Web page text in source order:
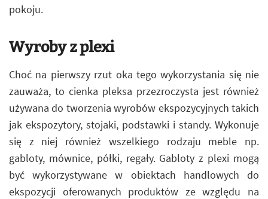
pokoju.
Wyroby z plexi
Choć na pierwszy rzut oka tego wykorzystania się nie
zauważa, to cienka pleksa przezroczysta jest również
używana do tworzenia wyrobów ekspozycyjnych takich
jak ekspozytory, stojaki, podstawki i standy. Wykonuje
się z niej również wszelkiego rodzaju meble np.
gabloty, mównice, półki, regały. Gabloty z plexi mogą
być wykorzystywane w obiektach handlowych do
ekspozycji oferowanych produktów ze względu na